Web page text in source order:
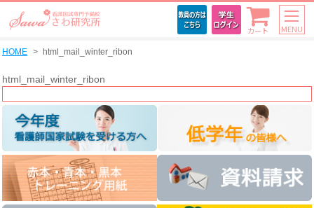
カート MENU
HOME html_mail_winter_ribon
html_mail_winter_ribon